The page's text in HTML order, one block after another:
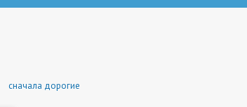
сначала дорогие